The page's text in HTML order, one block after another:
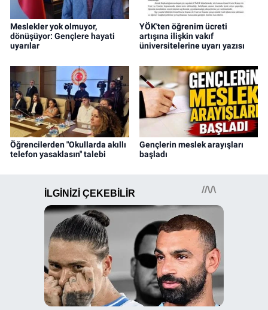
Meslekler yok olmuyor,
dönüşüyor: Gençlere hayati
uyarılar
YÖK'ten öğrenim ücreti
artışına ilişkin vakıf
üniversitelerine uyarı yazısı
Öğrencilerden "Okullarda akıllı
telefon yasaklasın" talebi
Gençlerin meslek arayışları
başladı